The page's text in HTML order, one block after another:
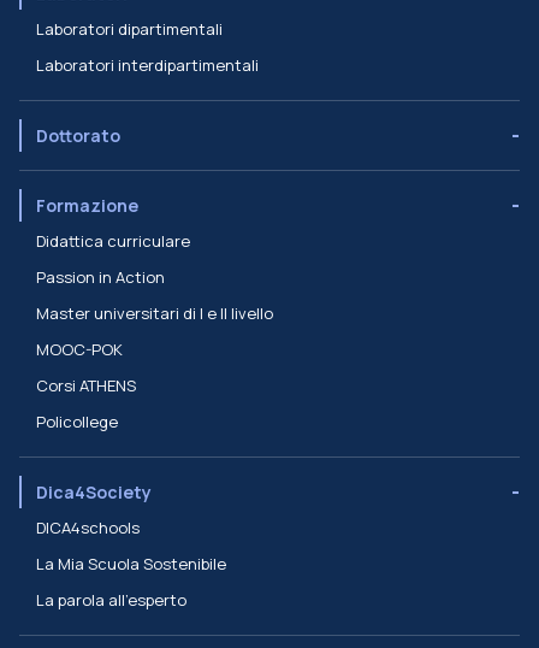
Laboratori dipartimentali
Laboratori interdipartimentali
Dottorato
Formazione
Didattica curriculare
Passion in Action
Master universitari di I e II livello
MOOC-POK
Corsi ATHENS
Policollege
Dica4Society
DICA4schools
La Mia Scuola Sostenibile
La parola all'esperto